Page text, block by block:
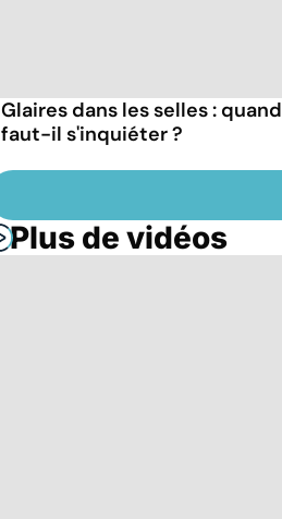
Glaires dans les selles : quand
faut-il s'inquiéter ?
Plus de vidéos